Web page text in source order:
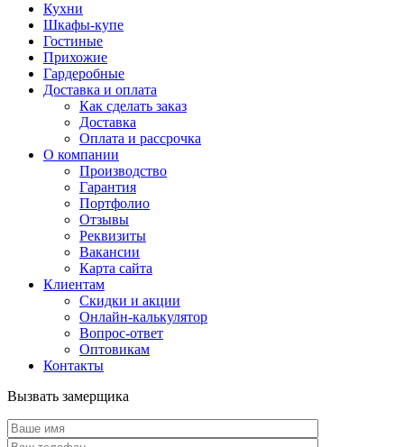
Кухни
Шкафы-купе
Гостиные
Прихожие
Гардеробные
Доставка и оплата
Как сделать заказ
Доставка
Оплата и рассрочка
О компании
Производство
Гарантия
Портфолио
Отзывы
Реквизиты
Вакансии
Карта сайта
Клиентам
Скидки и акции
Онлайн-калькулятор
Вопрос-ответ
Оптовикам
Контакты
Вызвать замерщика